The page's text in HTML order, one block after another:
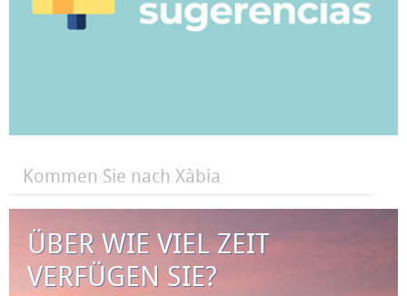
Kommen Sie nach Xàbia
ÜBER WIE VIEL ZEIT
VERFÜGEN SIE?